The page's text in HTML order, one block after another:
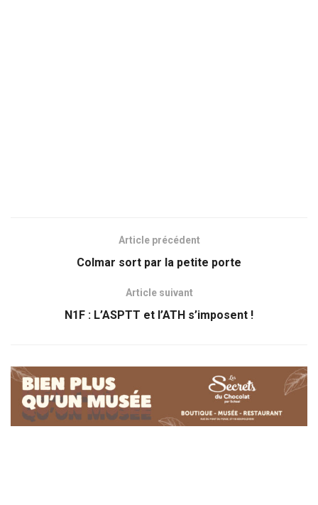
Article précédent
Colmar sort par la petite porte
Article suivant
N1F : L’ASPTT et l’ATH s’imposent !